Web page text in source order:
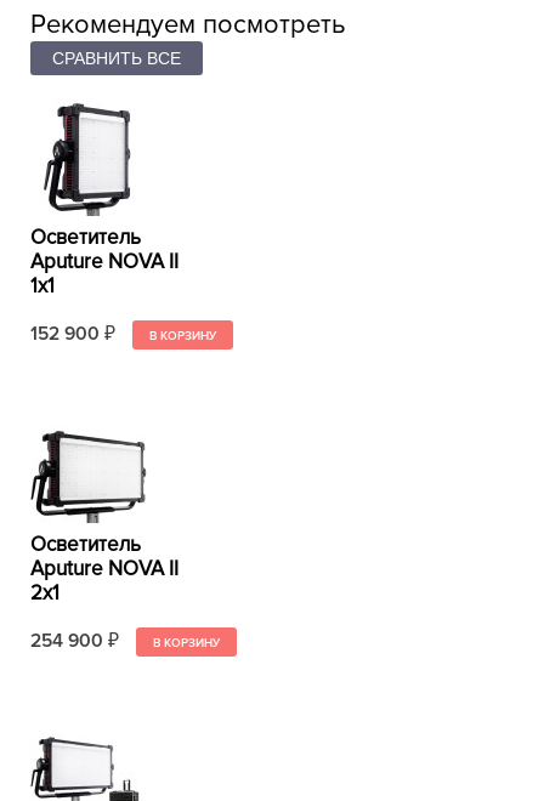
Рекомендуем посмотреть
Осветитель
Aputure NOVA II
1x1
152 900 ₽
Осветитель
Aputure NOVA II
2x1
254 900 ₽